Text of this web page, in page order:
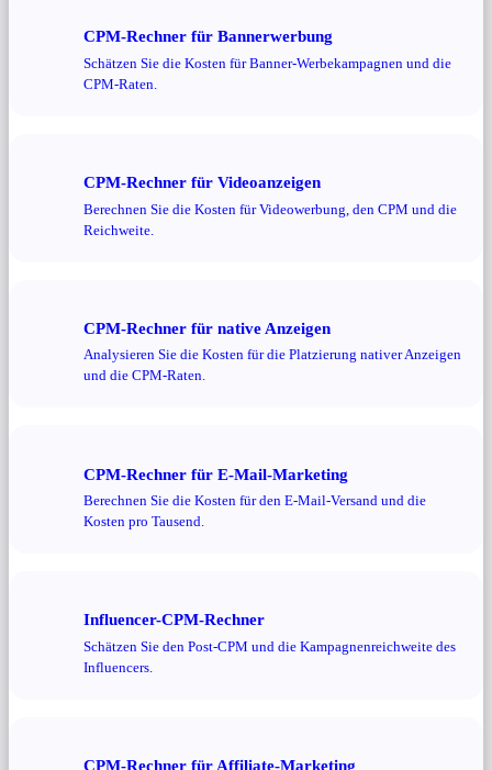
CPM-Rechner für Bannerwerbung
Schätzen Sie die Kosten für Banner-Werbekampagnen und die
CPM-Raten.
CPM-Rechner für Videoanzeigen
Berechnen Sie die Kosten für Videowerbung, den CPM und die
Reichweite.
CPM-Rechner für native Anzeigen
Analysieren Sie die Kosten für die Platzierung nativer Anzeigen
und die CPM-Raten.
CPM-Rechner für E-Mail-Marketing
Berechnen Sie die Kosten für den E-Mail-Versand und die
Kosten pro Tausend.
Influencer-CPM-Rechner
Schätzen Sie den Post-CPM und die Kampagnenreichweite des
Influencers.
CPM-Rechner für Affiliate-Marketing